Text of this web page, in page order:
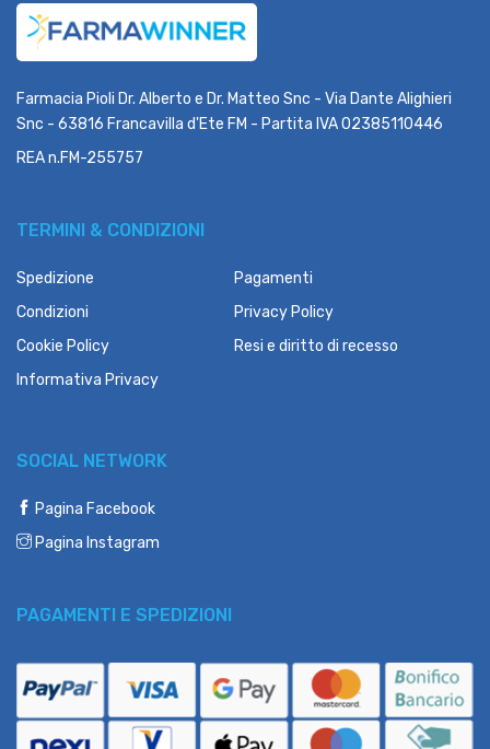
Farmacia Pioli Dr. Alberto e Dr. Matteo Snc - Via Dante Alighieri
Snc - 63816 Francavilla d'Ete FM - Partita IVA 02385110446
REA n.FM-255757
TERMINI & CONDIZIONI
Spedizione
Pagamenti
Condizioni
Privacy Policy
Cookie Policy
Resi e diritto di recesso
Informativa Privacy
SOCIAL NETWORK
Pagina Facebook
Pagina Instagram
PAGAMENTI E SPEDIZIONI